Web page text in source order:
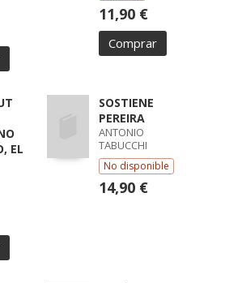
11,90 €
Comprar
EL
SOSTIENE
PEREIRA
ANTONIO
TABUCCHI
No disponible
14,90 €